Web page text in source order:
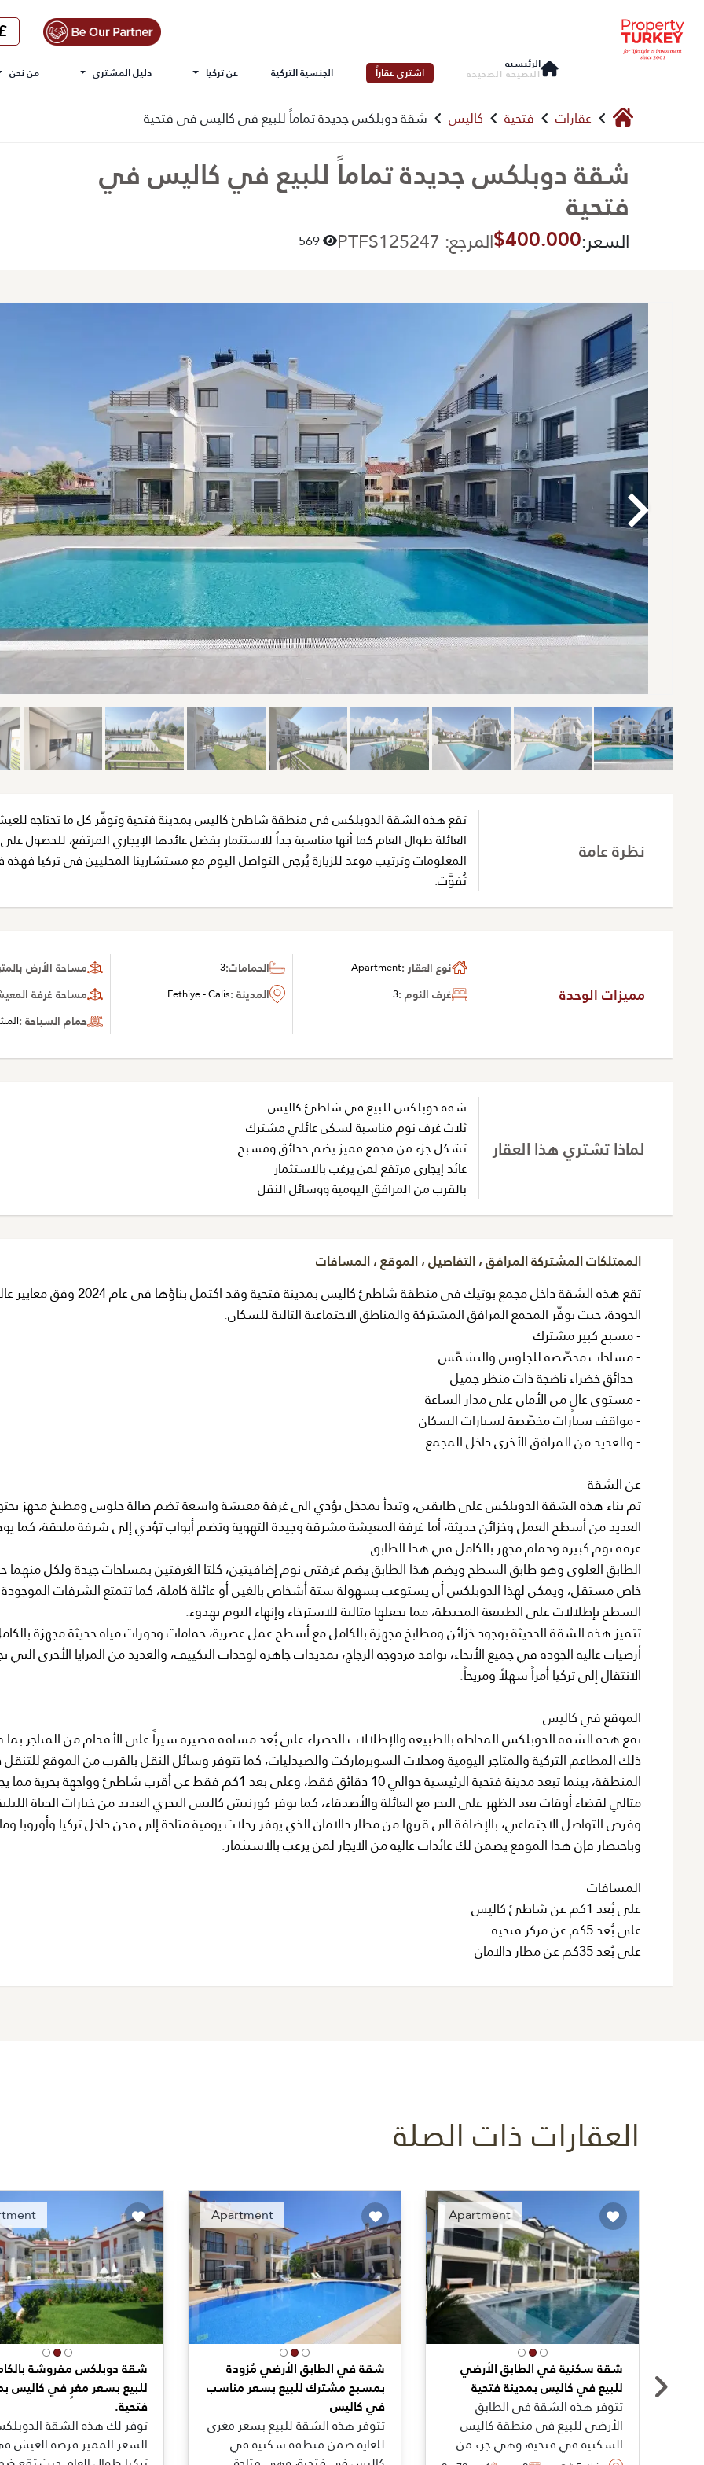
الرئيسية
النصيحة الصحيحة اشترى عقاراً الجنسية التركية عن تركيا دليل المشترى من نحن
عقارات فتحية كاليس شقة دوبلكس جديدة تماماً للبيع في كاليس في فتحية
شقة دوبلكس جديدة تماماً للبيع في كاليس في
فتحية
السعر:$400.000المرجع: PTFS125247
نظرة عامة
تقع هذه الشقة الدوبلكس في منطقة شاطئ كاليس بمدينة فتحية وتوفّر كل ما تحتاجه
العائلة طوال العام كما أنها مناسبة جداً للاستثمار بفضل عائدها الإيجاري المرتفع، للحصول
المعلومات وترتيب موعد للزيارة يُرجى التواصل اليوم مع مستشارينا المحليين في تركيا فهذه
تُفوَّت.
مميزات الوحدة
نوع العقار :Apartment
غرف النوم :3
الحمامات:3
المدينة :Fethiye - Calis
مساحة الأرض
مساحة غرفة
حمام السباحة :
لماذا تشتري هذا العقار
شقة دوبلكس للبيع في شاطئ كاليس
ثلاث غرف نوم مناسبة لسكن عائلي مشترك
تشكل جزء من مجمع مميز يضم حدائق ومسبح
عائد إيجاري مرتفع لمن يرغب بالاستثمار
بالقرب من المرافق اليومية ووسائل النقل
الممتلكات المشتركة المرافق ، التفاصيل ، الموقع ، المسافات
تقع هذه الشقة داخل مجمع بوتيك في منطقة شاطئ كاليس بمدينة فتحية وقد اكتمل بناؤها في عام
الجودة، حيث يوفّر المجمع المرافق المشتركة والمناطق الاجتماعية التالية للسكان:
- مسبح كبير مشترك
- مساحات مخصّصة للجلوس والتشمّس
- حدائق خضراء ناضجة ذات منظر جميل
- مستوى عالٍ من الأمان على مدار الساعة
- مواقف سيارات مخصّصة لسيارات السكان
- والعديد من المرافق الأخرى داخل المجمع
عن الشقة
تم بناء هذه الشقة الدوبلكس على طابقين، وتبدأ بمدخل يؤدي الى غرفة معيشة واسعة تضم صالة جلوس ومطبخ مجهز
العديد من أسطح العمل وخزائن حديثة، أما غرفة المعيشة مشرقة وجيدة التهوية وتضم أبواب تؤدي إلى شرفة ملحقة، كما
غرفة نوم كبيرة وحمام مجهز بالكامل في هذا الطابق.
الطابق العلوي وهو طابق السطح ويضم هذا الطابق يضم غرفتي نوم إضافيتين، كلتا الغرفتين بمساحات جيدة ولكل منهما
خاص مستقل، ويمكن لهذا الدوبلكس أن يستوعب بسهولة ستة أشخاص بالغين أو عائلة كاملة، كما تتمتع الشرفات
السطح بإطلالات على الطبيعة المحيطة، مما يجعلها مثالية للاسترخاء وإنهاء اليوم بهدوء.
تتميز هذه الشقة الحديثة بوجود خزائن ومطابخ مجهزة بالكامل مع أسطح عمل عصرية، حمامات ودورات مياه حديثة مجهزة
أرضيات عالية الجودة في جميع الأنحاء، نوافذ مزدوجة الزجاج، تمديدات جاهزة لوحدات التكييف، والعديد من المزايا الأخرى التي
الانتقال إلى تركيا أمراً سهلاً ومريحاً.
الموقع في كاليس
تقع هذه الشقة الدوبلكس المحاطة بالطبيعة والإطلالات الخضراء على بُعد مسافة قصيرة سيراً على الأقدام من المتاجر
ذلك المطاعم التركية والمتاجر اليومية ومحلات السوبرماركت والصيدليات، كما تتوفر وسائل النقل بالقرب من الموقع
المنطقة، بينما تبعد مدينة فتحية الرئيسية حوالي 10 دقائق فقط، وعلى بعد 1كم فقط عن أقرب شاطئ وواجهة
مثالي لقضاء أوقات بعد الظهر على البحر مع العائلة والأصدقاء، كما يوفر كورنيش كاليس البحري العديد من خيارات الحياة
وفرص التواصل الاجتماعي، بالإضافة الى قربها من مطار دالامان الذي يوفر رحلات يومية متاحة إلى مدن داخل تركيا وأوروبا
وباختصار فإن هذا الموقع يضمن لك عائدات عالية من الايجار لمن يرغب بالاستثمار.
المسافات
على بُعد 1كم عن شاطئ كاليس
على بُعد 5كم عن مركز فتحية
على بُعد 35كم عن مطار دالامان
العقارات ذات الصلة
Apartment
Recommended
شقة سكنية في الطابق الأرضي
للبيع في كاليس بمدينة فتحية
تتوفر هذه الشقة في الطابق
الأرضي للبيع في منطقة كاليس
السكنية في فتحية، وهي جزء من
Apartment
Recommended
شقة في الطابق الأرضي مُزودة
بمسبح مشترك للبيع بسعر مناسب
في كاليس
تتوفر هذه الشقة للبيع بسعر مغري
للغاية ضمن منطقة سكنية في
Recommended
شقة دوبلكس مفروشة
للبيع بسعر مغرٍ في كاليس
فتحية.
توفر لك هذه الشقة
السعر المميز فرصة العيش